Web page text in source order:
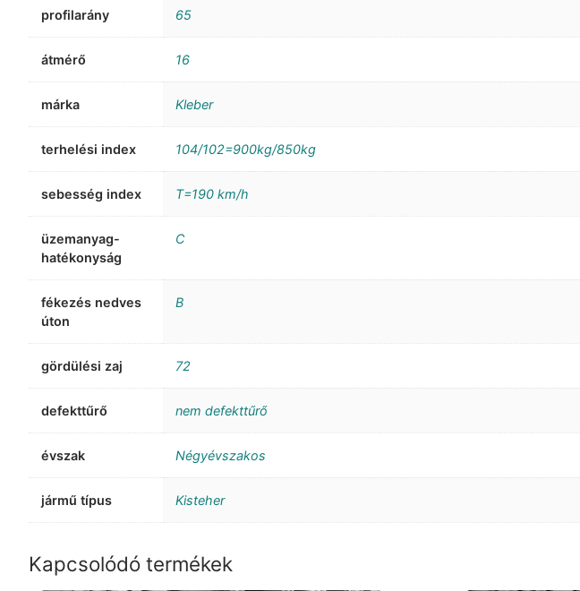
profilarány 65
átmérő 16
márka Kleber
terhelési index 104/102=900kg/850kg
sebesség index T=190 km/h
üzemanyag-
hatékonyság
C
fékezés nedves
úton
B
gördülési zaj 72
defekttűrő nem defekttűrő
évszak Négyévszakos
jármű típus Kisteher
Kapcsolódó termékek